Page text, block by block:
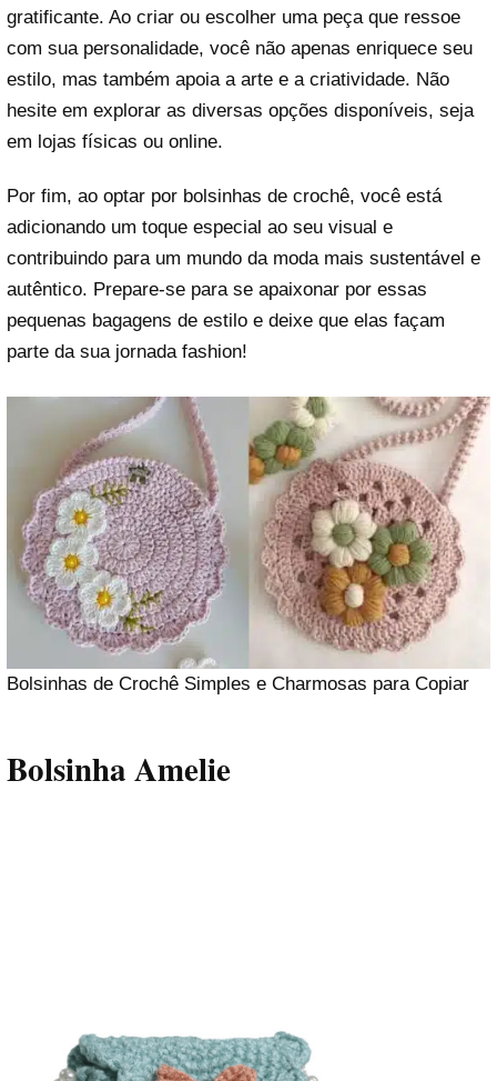
gratificante. Ao criar ou escolher uma peça que ressoe
com sua personalidade, você não apenas enriquece seu
estilo, mas também apoia a arte e a criatividade. Não
hesite em explorar as diversas opções disponíveis, seja
em lojas físicas ou online.
Por fim, ao optar por bolsinhas de crochê, você está
adicionando um toque especial ao seu visual e
contribuindo para um mundo da moda mais sustentável e
autêntico. Prepare-se para se apaixonar por essas
pequenas bagagens de estilo e deixe que elas façam
parte da sua jornada fashion!
Bolsinhas de Crochê Simples e Charmosas para Copiar
Bolsinha Amelie